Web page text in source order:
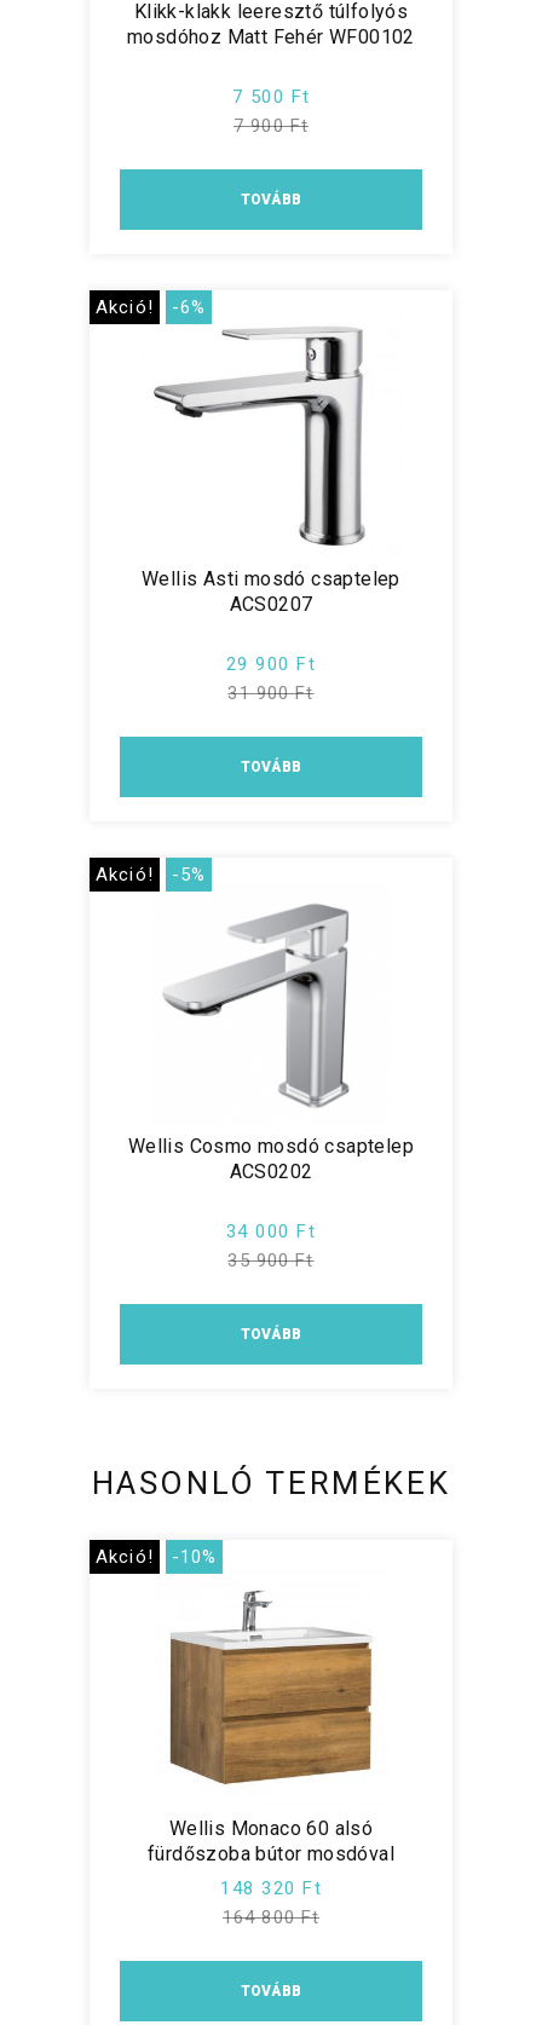
Klikk-klakk leeresztő túlfolyós
mosdóhoz Matt Fehér WF00102
7 500 Ft
7 900 Ft
TOVÁBB
Akció! -6%
Wellis Asti mosdó csaptelep
ACS0207
29 900 Ft
31 900 Ft
TOVÁBB
Akció! -5%
Wellis Cosmo mosdó csaptelep
ACS0202
34 000 Ft
35 900 Ft
TOVÁBB
HASONLÓ TERMÉKEK
Akció! -10%
Wellis Monaco 60 alsó
fürdőszoba bútor mosdóval
148 320 Ft
164 800 Ft
TOVÁBB